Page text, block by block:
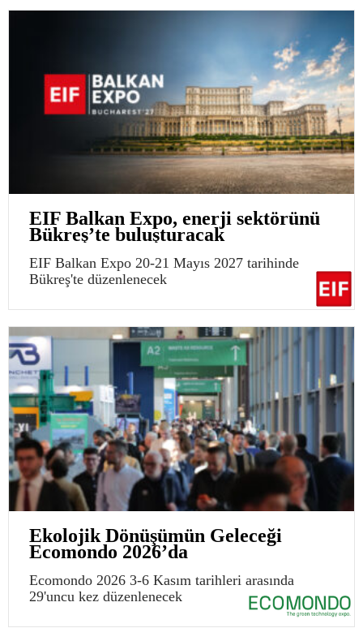
EIF Balkan Expo, enerji sektörünü
Bükreş’te buluşturacak
EIF Balkan Expo 20-21 Mayıs 2027 tarihinde
Bükreş'te düzenlenecek
Ekolojik Dönüşümün Geleceği
Ecomondo 2026’da
Ecomondo 2026 3-6 Kasım tarihleri arasında
29'uncu kez düzenlenecek